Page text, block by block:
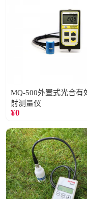
MQ-500外置式光合有
射测量仪
¥0